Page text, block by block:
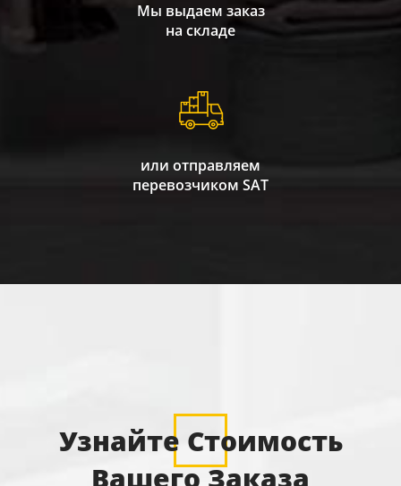
Мы выдаем заказ
на складе
или отправляем
перевозчиком SAT
Узнайте Стоимость